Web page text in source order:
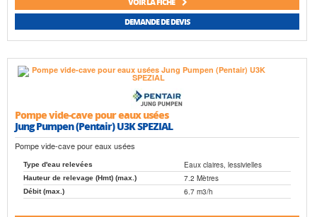
DEMANDE DE DEVIS
Pompe vide-cave pour eaux usées
Jung Pumpen (Pentair) U3K SPEZIAL
Pompe vide-cave pour eaux usées
Type d'eau relevées Eaux claires, lessivielles
Hauteur de relevage (Hmt) (max.) 7.2 Mètres
Débit (max.) 6.7 m3/h